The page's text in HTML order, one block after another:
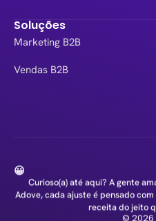
Soluções
Marketing B2B
Vendas B2B
😀
Curioso(a) até aqui? A gente
Adove, cada ajuste é pensado
receita do jeito